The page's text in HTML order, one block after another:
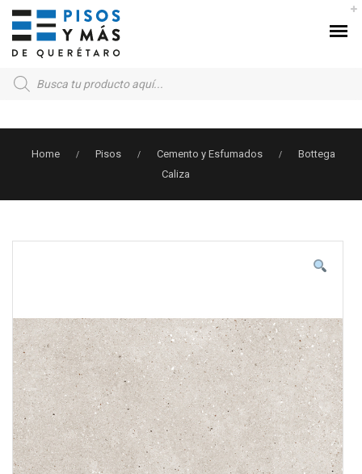
Products
search
Home / Pisos / Cemento y Esfumados /
Bottega
Caliza